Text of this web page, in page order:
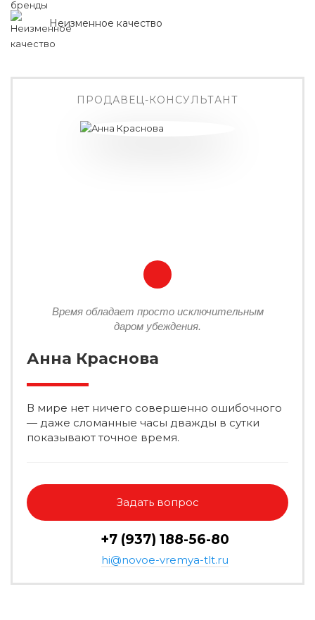
Неизменное качество
ПРОДАВЕЦ-КОНСУЛЬТАНТ
Время обладает просто исключительным
даром убеждения.
Анна Краснова
В мире нет ничего совершенно ошибочного
— даже сломанные часы дважды в сутки
показывают точное время.
Задать вопрос
+7 (937) 188-56-80
hi@novoe-vremya-tlt.ru